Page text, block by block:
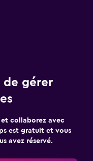
de gérer
et collaborez avec
est gratuit et vous
avez réservé.